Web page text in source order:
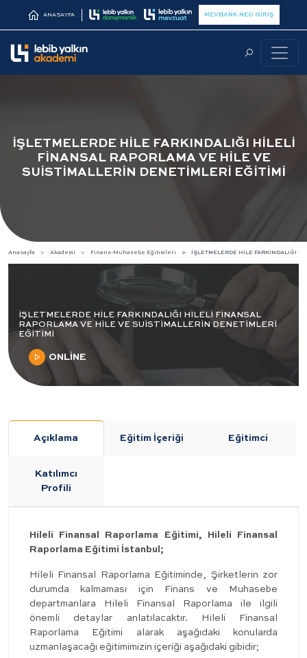
ANASAYFA MEVBANK NEO GİRİŞ
İŞLETMELERDE HİLE FARKINDALIĞI HİLELİ
FİNANSAL RAPORLAMA VE HİLE VE
SUİSTİMALLERİN DENETİMLERİ EĞİTİMİ
Anasayfa Akademi Finans-Muhasebe Eğitimleri İŞLETMELERDE HİLE FARKINDALIĞI
İŞLETMELERDE HİLE FARKINDALIĞI HİLELİ FİNANSAL
RAPORLAMA VE HİLE VE SUİSTİMALLERİN DENETİMLERİ
EĞİTİMİ
ONLİNE
Açıklama Eğitim İçeriği Eğitimci
Katılımcı
Profili
Hileli Finansal Raporlama Eğitimi, Hileli Finansal
Raporlama Eğitimi İstanbul;
Hileli Finansal Raporlama Eğitiminde, Şirketlerin zor
durumda kalmaması için Finans ve Muhasebe
departmanlara Hileli Finansal Raporlama ile ilgili
önemli detaylar anlatılacaktır. Hileli Finansal
Raporlama Eğitimi alarak aşağıdaki konularda
uzmanlaşacağı eğitimimizin içeriği aşağıdaki gibidir;